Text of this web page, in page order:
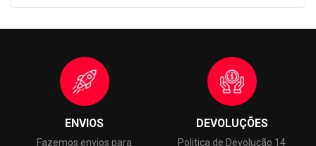
ENVIOS
Fazemos envios para
DEVOLUÇÕES
Politica de Devolução 14